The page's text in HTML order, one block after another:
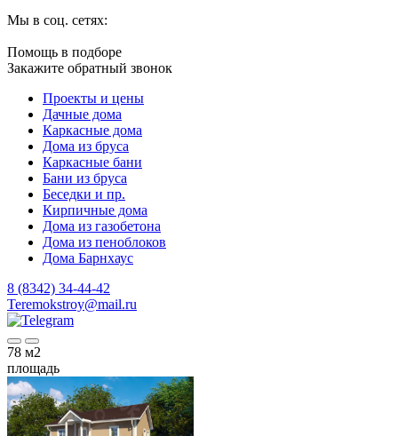
Мы в соц. сетях:
Помощь в подборе
Закажите обратный звонок
Проекты и цены
Дачные дома
Каркасные дома
Дома из бруса
Каркасные бани
Бани из бруса
Беседки и пр.
Кирпичные дома
Дома из газобетона
Дома из пеноблоков
Дома Барнхаус
8 (8342) 34-44-42
Teremokstroy@mail.ru
78 м2
площадь